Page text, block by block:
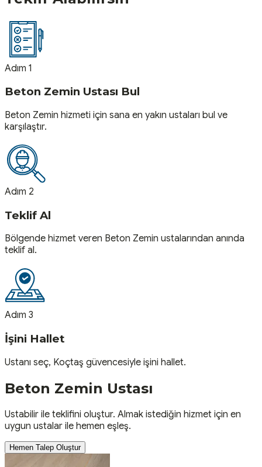
Adım 1
Beton Zemin Ustası Bul
Beton Zemin hizmeti için sana en yakın ustaları bul ve
karşılaştır.
Adım 2
Teklif Al
Bölgende hizmet veren Beton Zemin ustalarından anında
teklif al.
Adım 3
İşini Hallet
Ustanı seç, Koçtaş güvencesiyle işini hallet.
Beton Zemin Ustası
Ustabilir ile teklifini oluştur. Almak istediğin hizmet için en
uygun ustalar ile hemen eşleş.
Hemen Talep Oluştur